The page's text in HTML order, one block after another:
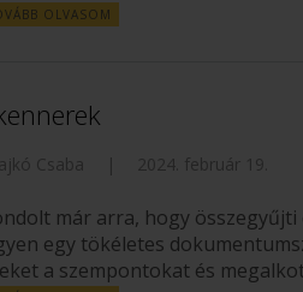
OLVASOM
Csaba | 2024. február 19.
már arra, hogy
egy tökéletes
a szempontokat és